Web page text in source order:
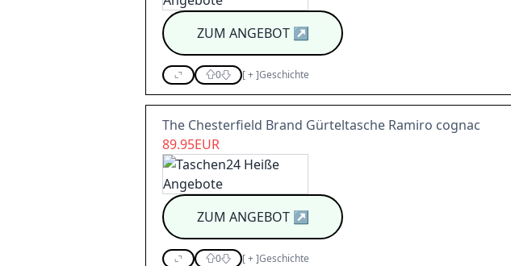
ZUM ANGEBOT↗
0 [+]Geschichte
The Chesterfield Brand Gürteltasche Ramiro cognac
89.95EUR
ZUM ANGEBOT↗
0 [+]Geschichte